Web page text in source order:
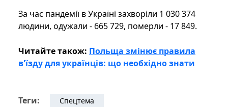
За час пандемії в Україні захворіли 1 030 374
людини, одужали - 665 729, померли - 17 849.
Читайте також: Польща змінює правила
в'їзду для українців: що необхідно знати
Теги: Спецтема